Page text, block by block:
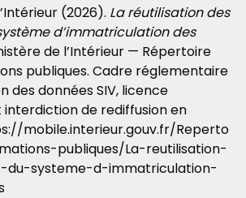
(2026). La réutilisation des
d’immatriculation des
de l’Intérieur — Répertoire
publiques. Cadre réglementaire
des données SIV, licence
de rediffusion en
mobile.interieur.gouv.fr/Reperto
publiques/La-reutilisation-
du-systeme-d-immatriculation-